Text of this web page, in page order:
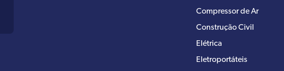
Compressor de Ar
Construção Civil
Elétrica
Eletroportáteis